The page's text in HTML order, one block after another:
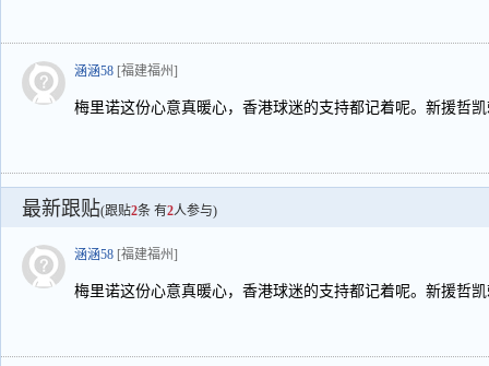
涵涵58 [福建福州]
梅里诺这份心意真暖心，香港球迷的支持都记着呢。新援哲
最新跟贴(跟贴2条 有2人参与)
涵涵58 [福建福州]
梅里诺这份心意真暖心，香港球迷的支持都记着呢。新援哲